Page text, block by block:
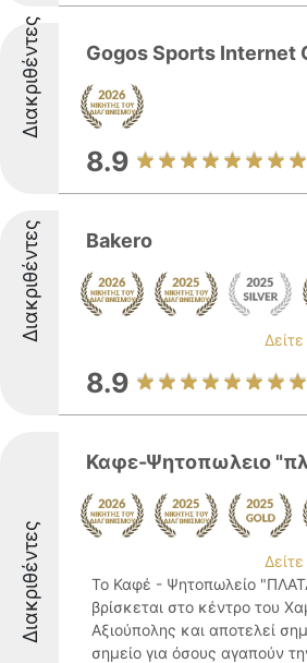
Διακριθέντες Gogos Sports Internet
8.9
Διακριθέντες Bakero
8.9
Διακριθέντες
Καφε-Ψητοπωλειο
Το Καφέ - Ψητοπωλείο
βρίσκεται στο κέντρο του
Αξιούπολης και αποτελεί
σημείο για όσους αγαπούν